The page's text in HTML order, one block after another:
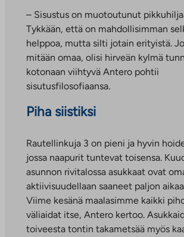
– Sisustus on muotoutunut
Tykkään, että on mahdollisimman
helppoa, mutta silti jotain erityistä.
mitään omaa, olisi hirveän kylmä
kotonaan viihtyvä Antero pohtii
sisutusfilosofiaansa.
Piha siistiksi
Rautellinkuja 3 on pieni ja hyvin
jossa naapurit tuntevat toisensa.
asunnon rivitalossa asukkaat ovat
aktiivisuudellaan saaneet paljon
Viime kesänä maalasimme kaikki
väliaidat itse, Antero kertoo.
toiveesta tontin takametsää myös